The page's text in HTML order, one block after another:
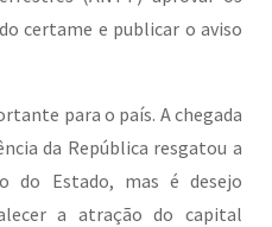
certame e publicar o aviso
para o país. A chegada
da República resgatou a
do Estado, mas é desejo
a atração do capital